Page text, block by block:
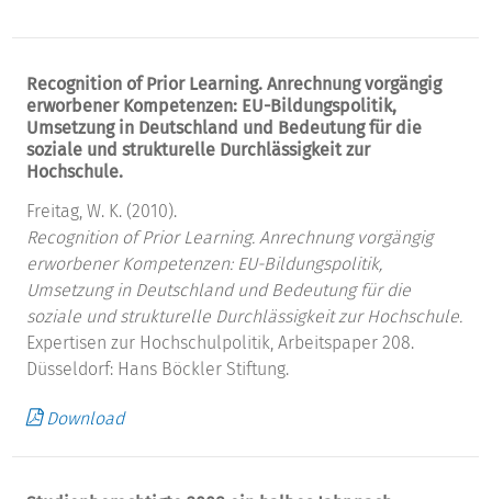
Recognition of Prior Learning. Anrechnung vorgängig
erworbener Kompetenzen: EU-Bildungspolitik,
Umsetzung in Deutschland und Bedeutung für die
soziale und strukturelle Durchlässigkeit zur
Hochschule.
Freitag, W. K. (2010).
Recognition of Prior Learning. Anrechnung vorgängig
erworbener Kompetenzen: EU-Bildungspolitik,
Umsetzung in Deutschland und Bedeutung für die
soziale und strukturelle Durchlässigkeit zur Hochschule.
Expertisen zur Hochschulpolitik, Arbeitspaper 208.
Düsseldorf: Hans Böckler Stiftung.
Download